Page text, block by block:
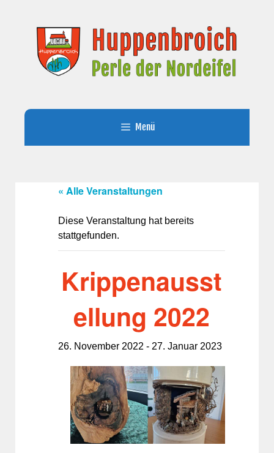
springen
Menü
« Alle Veranstaltungen
Diese Veranstaltung hat bereits
stattgefunden.
Krippenausst
ellung 2022
26. November 2022 - 27. Januar 2023